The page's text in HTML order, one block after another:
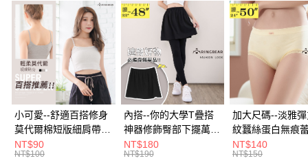
超商取貨付款
LINE Pay
Apple Pay
街口支付
悠遊付
Google Pay
全盈+PAY
小可愛--舒適百搭修身
莫代爾棉短版細肩帶素
色背心(白.黑.灰L-2L)-
U582眼圈熊中大尺碼
NT$90
NT$100
內搭--你的大學T疊搭
神器修飾臀部下擺萬用
內搭裙/遮臀裙(黑2L-
6L)-Q155眼圈熊中大
NT$180
NT$190
加大尺碼--淡雅
紋蠶絲蛋白無痕
角內褲(白.粉.藍.
3L)-L28眼圈熊中
NT$140
NT$150